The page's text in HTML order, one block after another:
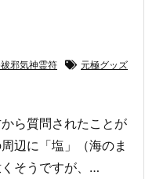
邪気神霊符 元極グッズ
ら質問されたことが
辺に「塩」（海のま
そうですが、…